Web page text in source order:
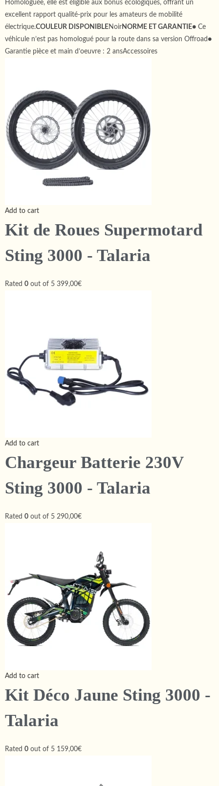
Homologuée, elle est éligible aux bonus écologiques, offrant un
excellent rapport qualité-prix pour les amateurs de mobilité
électrique.COULEUR DISPONIBLENoirNORME ET GARANTIE● Ce
véhicule n’est pas homologué pour la route dans sa version Offroad●
Garantie pièce et main d’oeuvre : 2 ansAccessoires
Add to cart
Kit de Roues Supermotard
Sting 3000 - Talaria
Rated 0 out of 5 399,00€
Add to cart
Chargeur Batterie 230V
Sting 3000 - Talaria
Rated 0 out of 5 290,00€
Add to cart
Kit Déco Jaune Sting 3000 -
Talaria
Rated 0 out of 5 159,00€